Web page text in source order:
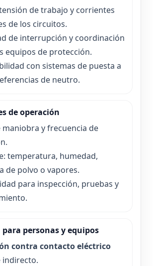
de trabajo y corrientes
de los circuitos.
de interrupción y coordinación
equipos de protección.
con sistemas de puesta a
de neutro.
de operación
maniobra y frecuencia de
temperatura, humedad,
de polvo o vapores.
para inspección, pruebas y
personas y equipos
contra contacto eléctrico
indirecto.